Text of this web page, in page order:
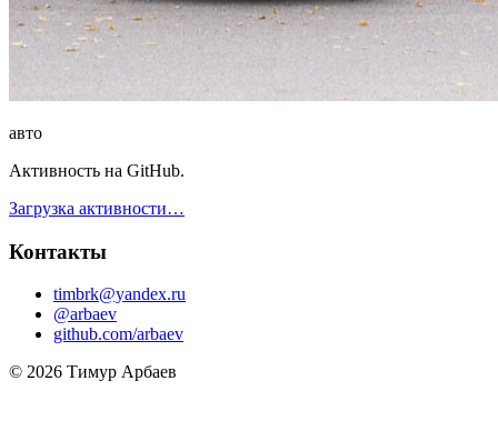
авто
Активность на GitHub.
Загрузка активности…
Контакты
timbrk@yandex.ru
@arbaev
github.com/arbaev
© 2026 Тимур Арбаев